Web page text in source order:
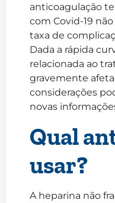
anticoagulação
com Covid-19
taxa de
Dada a rápida
relacionada ao
gravemente
considerações
novas
Qual
usar?
A heparina não